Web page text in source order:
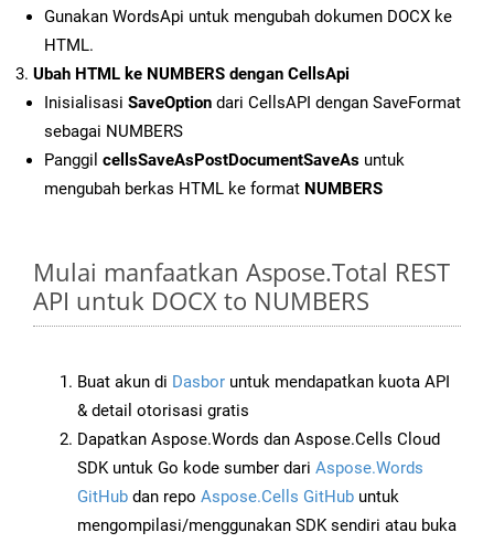
Gunakan WordsApi untuk mengubah dokumen DOCX ke
HTML.
Ubah HTML ke NUMBERS dengan CellsApi
Inisialisasi SaveOption dari CellsAPI dengan SaveFormat
sebagai NUMBERS
Panggil cellsSaveAsPostDocumentSaveAs untuk
mengubah berkas HTML ke format NUMBERS
Mulai manfaatkan Aspose.Total REST
API untuk DOCX to NUMBERS
Buat akun di Dasbor untuk mendapatkan kuota API
& detail otorisasi gratis
Dapatkan Aspose.Words dan Aspose.Cells Cloud
SDK untuk Go kode sumber dari Aspose.Words
GitHub dan repo Aspose.Cells GitHub untuk
mengompilasi/menggunakan SDK sendiri atau buka